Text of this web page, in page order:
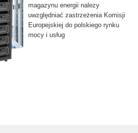
magazynu energii nalezy
uwzględniać zastrzeżenia Komisji
Europejskiej do polskiego rynku
mocy i usług